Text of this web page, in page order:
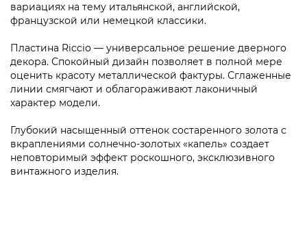
вариациях на тему итальянской, английской,
французской или немецкой классики.
Пластина Riccio — универсальное решение дверного
декора. Спокойный дизайн позволяет в полной мере
оценить красоту металлической фактуры. Сглаженные
линии смягчают и облагораживают лаконичный
характер модели.
Глубокий насыщенный оттенок состаренного золота с
вкраплениями солнечно-золотых «капель» создает
неповторимый эффект роскошного, эксклюзивного
винтажного изделия.